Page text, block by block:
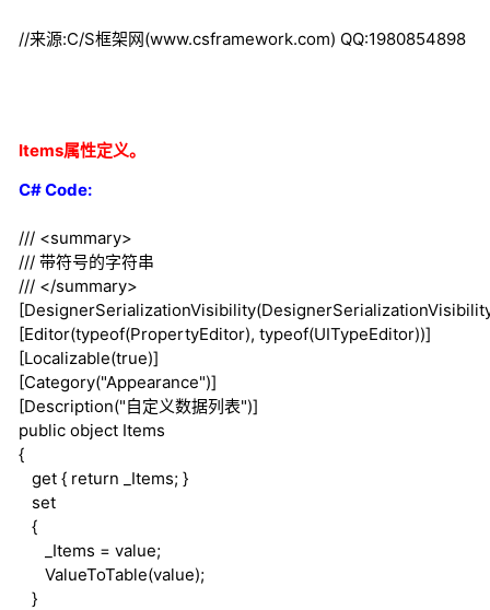
//来源:C/S框架网(www.csframework.com) QQ:1980854898
Items属性定义。
C# Code:
/// <summary>
/// 带符号的字符串
/// </summary>
[Editor(typeof(PropertyEditor), typeof(UITypeEditor))]
[Localizable(true)]
[Category("Appearance")]
[Description("自定义数据列表")]
public object Items
{
get { return _Items; }
set
{
_Items = value;
ValueToTable(value);
}